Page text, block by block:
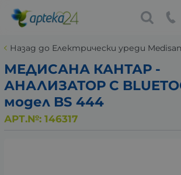
Назад до Електрически уреди
МЕДИСАНА КАНТАР -
АНАЛИЗАТОР С
модел BS 444
АРТ.№: 146317